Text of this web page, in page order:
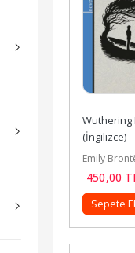
Wuthering
(İngilizce)
Emily
450,00
Sepete